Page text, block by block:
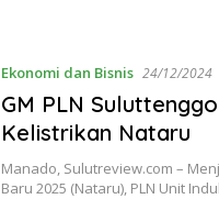
Ekonomi dan Bisnis 24/12/2024
GM PLN
Kelistrikan Nataru
Manado, Sulutreview.com –
Baru 2025 (Nataru), PLN Unit